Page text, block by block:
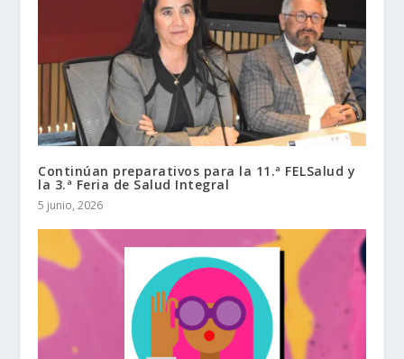
Continúan preparativos para la 11.ª FELSalud y
la 3.ª Feria de Salud Integral
5 junio, 2026